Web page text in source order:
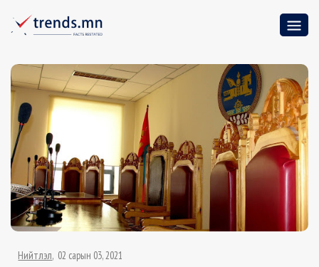
Нийтлэл 02 сарын 03, 2021